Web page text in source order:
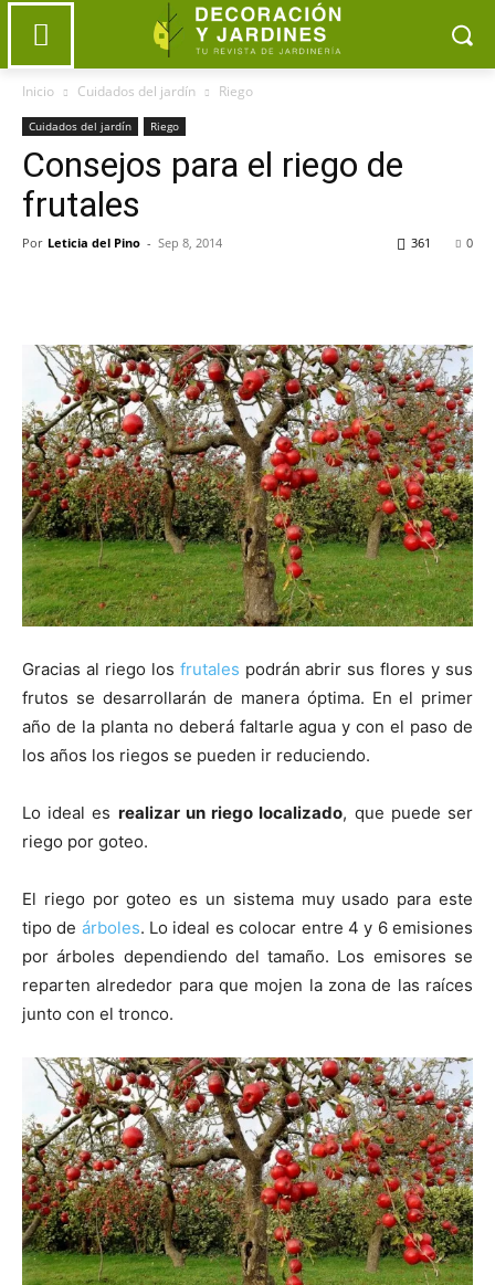
Inicio Cuidados del jardín Riego
Cuidados del jardín Riego
Consejos para el riego de
frutales
Por Leticia del Pino - Sep 8, 2014 0
361
Gracias al riego los frutales podrán abrir sus flores y sus
frutos se desarrollarán de manera óptima. En el primer
año de la planta no deberá faltarle agua y con el paso de
los años los riegos se pueden ir reduciendo.
Lo ideal es realizar un riego localizado, que puede ser
riego por goteo.
El riego por goteo es un sistema muy usado para este
tipo de árboles. Lo ideal es colocar entre 4 y 6 emisiones
por árboles dependiendo del tamaño. Los emisores se
reparten alrededor para que mojen la zona de las raíces
junto con el tronco.